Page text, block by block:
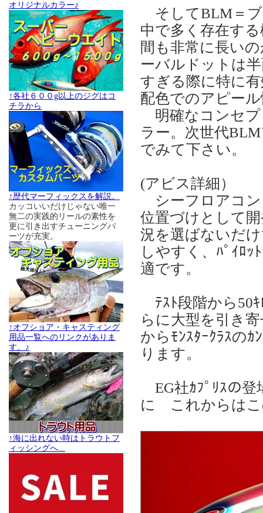
オリジナルカラー♪
↑各社６００g以上のジグはコ
チラから
↑歴代マーフィックスを解説。
カッコいいだけじゃない唯一
無二の実践的リールの素性を
更に引き出すチューニングパ
ーツが充実。
↑オフショア・キャスティング
用品一覧へのリンクがありま
す。♪
↑海に出れない時はトラウトフ
ィッシングへ...
そしてBLM＝ブ
中で多く存在す
間も非常に長い
ーバルドットは
すぎる際に特に
配色でのアピー
明確なコンセプ
ラー。次世代
でみて下さい。
(アビス詳細）
シーフロアコン
位置づけとして
況を選ばないだけ
しやすく、ﾊﾟｲﾛｯ
適です。
ﾃｽﾄ段階から50ｷ
らに大型を引き
からﾓﾝｽﾀｰｸﾗｽの
ります。
EG社ｶﾌﾟﾘｽの登
に これからはこ